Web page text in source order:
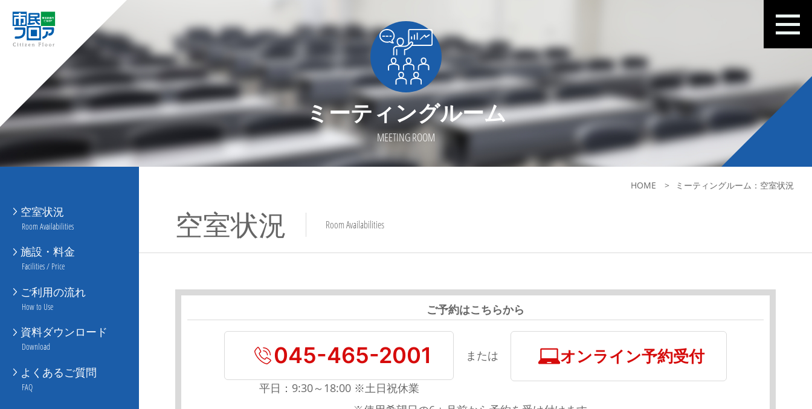
ミーティングルーム
MEETING ROOM
空室状況
Room Availabilities
施設・料金
Facilities / Price
ご利用の流れ
How to Use
資料ダウンロード
Download
よくあるご質問
FAQ
HOME ミーティングルーム：空室状況
空室状況 Room Availabilities
ご予約はこちらから
045-465-2001
平日：9:30～18:00 ※土日祝休業
または オンライン予約受付